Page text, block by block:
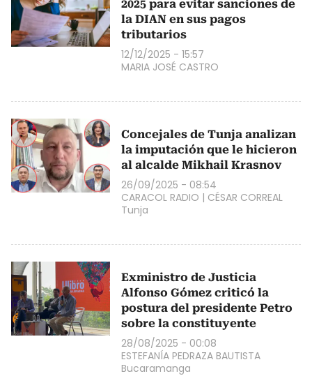
2025 para evitar sanciones de
la DIAN en sus pagos
tributarios
12/12/2025 - 15:57
MARIA JOSÉ CASTRO
Concejales de Tunja analizan
la imputación que le hicieron
al alcalde Mikhail Krasnov
26/09/2025 - 08:54
CARACOL RADIO | CÉSAR CORREAL
Tunja
Exministro de Justicia
Alfonso Gómez criticó la
postura del presidente Petro
sobre la constituyente
28/08/2025 - 00:08
ESTEFANÍA PEDRAZA BAUTISTA
Bucaramanga